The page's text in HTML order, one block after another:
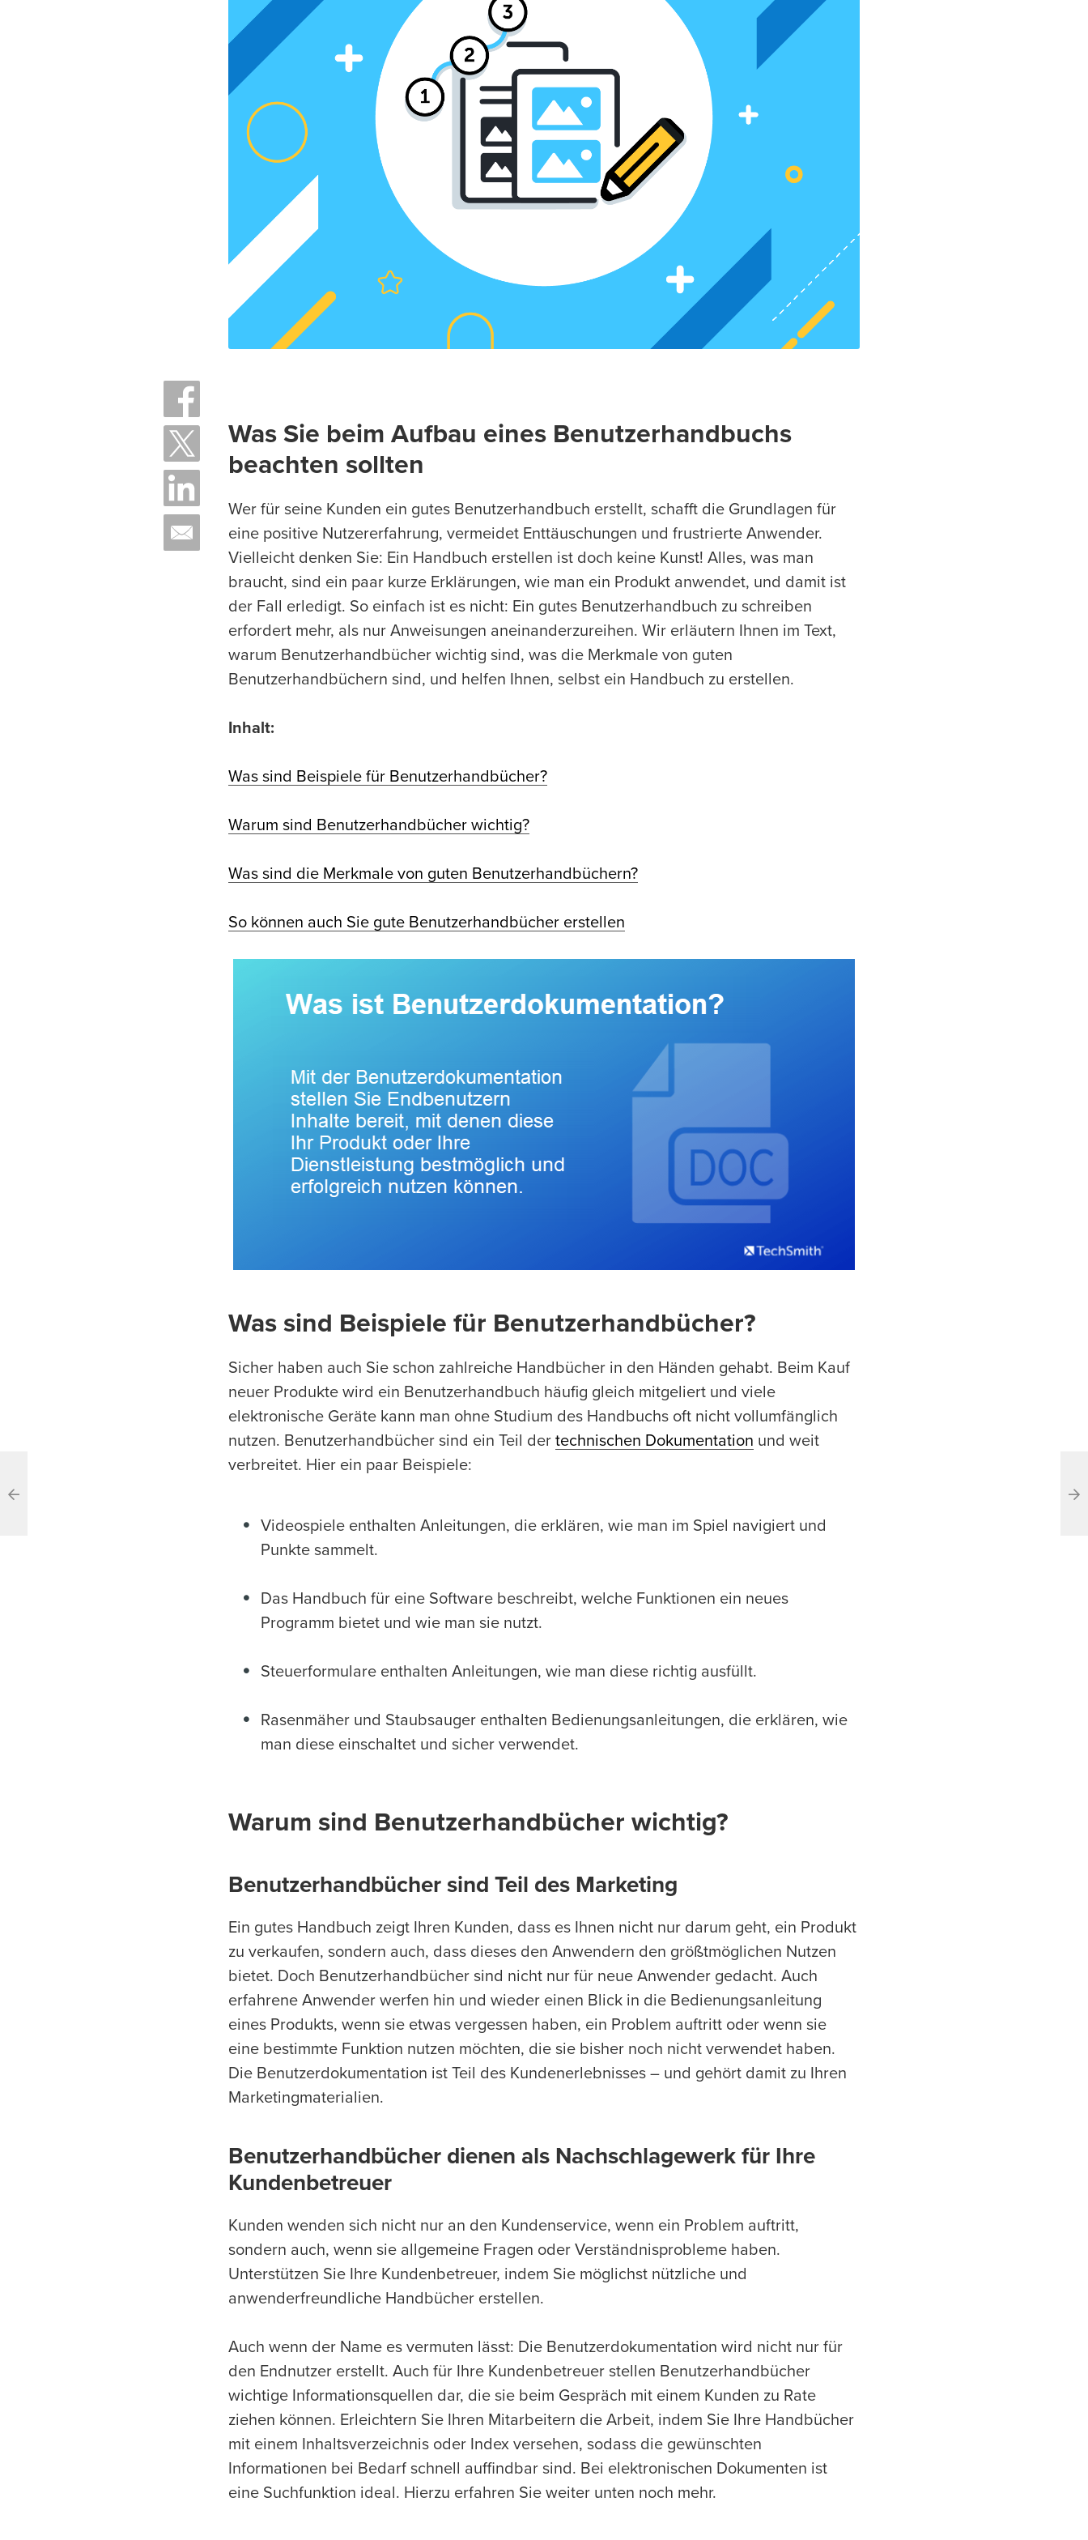
Was Sie beim Aufbau eines Benutzerhandbuchs
beachten sollten
Wer für seine Kunden ein gutes Benutzerhandbuch erstellt, schafft die Grundlagen für
eine positive Nutzererfahrung, vermeidet Enttäuschungen und frustrierte Anwender.
Vielleicht denken Sie: Ein Handbuch erstellen ist doch keine Kunst! Alles, was man
braucht, sind ein paar kurze Erklärungen, wie man ein Produkt anwendet, und damit ist
der Fall erledigt. So einfach ist es nicht: Ein gutes Benutzerhandbuch zu schreiben
erfordert mehr, als nur Anweisungen aneinanderzureihen. Wir erläutern Ihnen im Text,
warum Benutzerhandbücher wichtig sind, was die Merkmale von guten
Benutzerhandbüchern sind, und helfen Ihnen, selbst ein Handbuch zu erstellen.
Inhalt:
Was sind Beispiele für Benutzerhandbücher?
Warum sind Benutzerhandbücher wichtig?
Was sind die Merkmale von guten Benutzerhandbüchern?
So können auch Sie gute Benutzerhandbücher erstellen
Was sind Beispiele für Benutzerhandbücher?
Sicher haben auch Sie schon zahlreiche Handbücher in den Händen gehabt. Beim Kauf
neuer Produkte wird ein Benutzerhandbuch häufig gleich mitgeliert und viele
elektronische Geräte kann man ohne Studium des Handbuchs oft nicht vollumfänglich
nutzen. Benutzerhandbücher sind ein Teil der technischen Dokumentation und weit
verbreitet. Hier ein paar Beispiele:
Videospiele enthalten Anleitungen, die erklären, wie man im Spiel navigiert und
Punkte sammelt.
Das Handbuch für eine Software beschreibt, welche Funktionen ein neues
Programm bietet und wie man sie nutzt.
Steuerformulare enthalten Anleitungen, wie man diese richtig ausfüllt.
Rasenmäher und Staubsauger enthalten Bedienungsanleitungen, die erklären, wie
man diese einschaltet und sicher verwendet.
Warum sind Benutzerhandbücher wichtig?
Benutzerhandbücher sind Teil des Marketing
Ein gutes Handbuch zeigt Ihren Kunden, dass es Ihnen nicht nur darum geht, ein Produkt
zu verkaufen, sondern auch, dass dieses den Anwendern den größtmöglichen Nutzen
bietet. Doch Benutzerhandbücher sind nicht nur für neue Anwender gedacht. Auch
erfahrene Anwender werfen hin und wieder einen Blick in die Bedienungsanleitung
eines Produkts, wenn sie etwas vergessen haben, ein Problem auftritt oder wenn sie
eine bestimmte Funktion nutzen möchten, die sie bisher noch nicht verwendet haben.
Die Benutzerdokumentation ist Teil des Kundenerlebnisses – und gehört damit zu Ihren
Marketingmaterialien.
Benutzerhandbücher dienen als Nachschlagewerk für Ihre
Kundenbetreuer
Kunden wenden sich nicht nur an den Kundenservice, wenn ein Problem auftritt,
sondern auch, wenn sie allgemeine Fragen oder Verständnisprobleme haben.
Unterstützen Sie Ihre Kundenbetreuer, indem Sie möglichst nützliche und
anwenderfreundliche Handbücher erstellen.
Auch wenn der Name es vermuten lässt: Die Benutzerdokumentation wird nicht nur für
den Endnutzer erstellt. Auch für Ihre Kundenbetreuer stellen Benutzerhandbücher
wichtige Informationsquellen dar, die sie beim Gespräch mit einem Kunden zu Rate
ziehen können. Erleichtern Sie Ihren Mitarbeitern die Arbeit, indem Sie Ihre Handbücher
mit einem Inhaltsverzeichnis oder Index versehen, sodass die gewünschten
Informationen bei Bedarf schnell auffindbar sind. Bei elektronischen Dokumenten ist
eine Suchfunktion ideal. Hierzu erfahren Sie weiter unten noch mehr.